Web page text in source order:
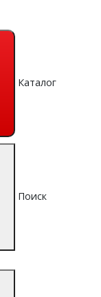
Каталог
Поиск